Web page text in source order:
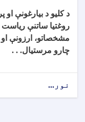
د کلیو د بیارغونې او
روغتیا ساتنې ریاست
مشخصاتو، ارزونې
چارو مرستیال. . .
نور...